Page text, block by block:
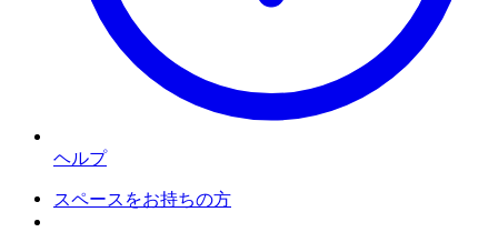
ヘルプ
スペースをお持ちの方